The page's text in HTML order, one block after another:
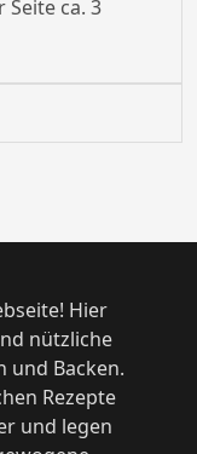
ca. 3
Hier
nützliche
und Backen.
Rezepte
und legen